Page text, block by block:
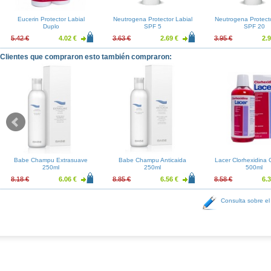
Eucerin Protector Labial
Duplo
5.42 € 4.02 €
Neutrogena Protector Labial
SPF 5
3.63 € 2.69 €
Neutrogena
SPF 20
3.95 €
Clientes que compraron esto también compraron:
Babe Champu Extrasuave
250ml
8.18 € 6.06 €
Babe Champu Anticaida
250ml
8.85 € 6.56 €
Lacer Clorhexidina
500ml
8.58 €
Consulta sobre